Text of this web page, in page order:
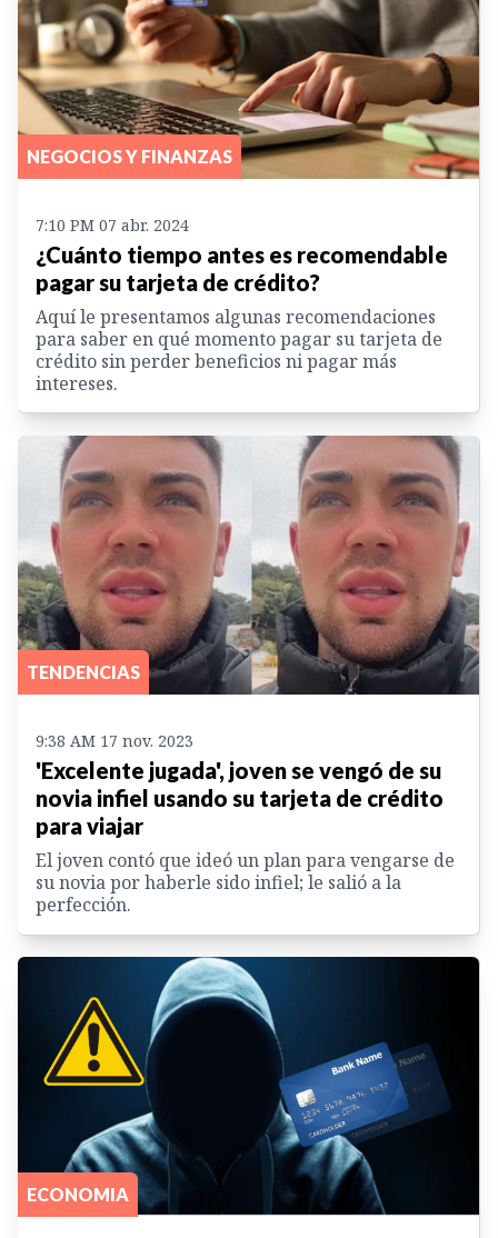
NEGOCIOS Y FINANZAS
7:10 PM 07 abr. 2024
¿Cuánto tiempo antes es recomendable
pagar su tarjeta de crédito?
Aquí le presentamos algunas recomendaciones
para saber en qué momento pagar su tarjeta de
crédito sin perder beneficios ni pagar más
intereses.
TENDENCIAS
9:38 AM 17 nov. 2023
'Excelente jugada', joven se vengó de su
novia infiel usando su tarjeta de crédito
para viajar
El joven contó que ideó un plan para vengarse de
su novia por haberle sido infiel; le salió a la
perfección.
ECONOMIA